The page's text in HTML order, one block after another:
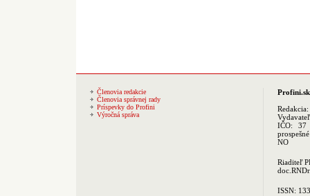
Členovia redakcie
Členovia správnej rady
Príspevky do Profini
Výročná správa
Profini.sk
Redakcia:
IČO: 37
NO
Riaditeľ
ISSN: